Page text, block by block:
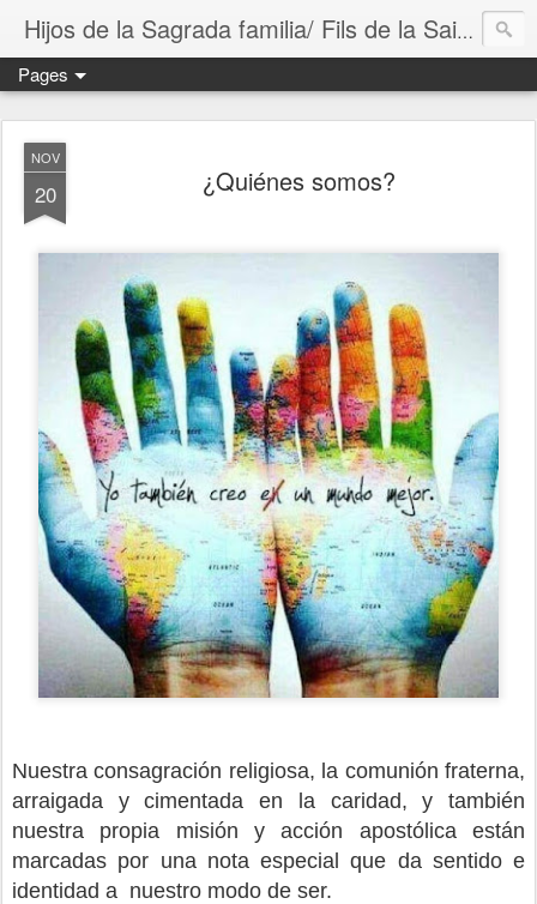
Hijos de la Sagrada familia/ Fils de la Sainte Famille
Pages
NOV
20 ¿Quiénes somos?
Nuestra consagración religiosa, la comunión fraterna,
arraigada y cimentada en la caridad, y también
nuestra propia misión y acción apostólica están
marcadas por una nota especial que da sentido e
identidad a nuestro modo de ser.